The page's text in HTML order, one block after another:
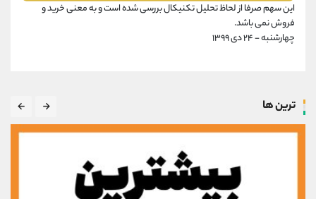
این سهم صرفا از لحاظ تحلیل تکنیکال بررسی شده است و به معنی خرید و
فروش نمی باشد.
چهارشنبه - ۲۴ دی ۱۳۹۹
ترین ها